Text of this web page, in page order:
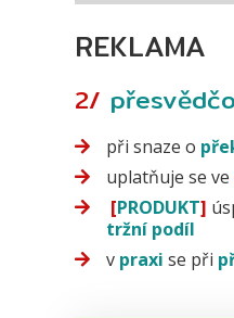
REKLAMA
2/
při snaze o
uplatňuje se ve
[PRODUKT]
tržní podíl
v praxi se při